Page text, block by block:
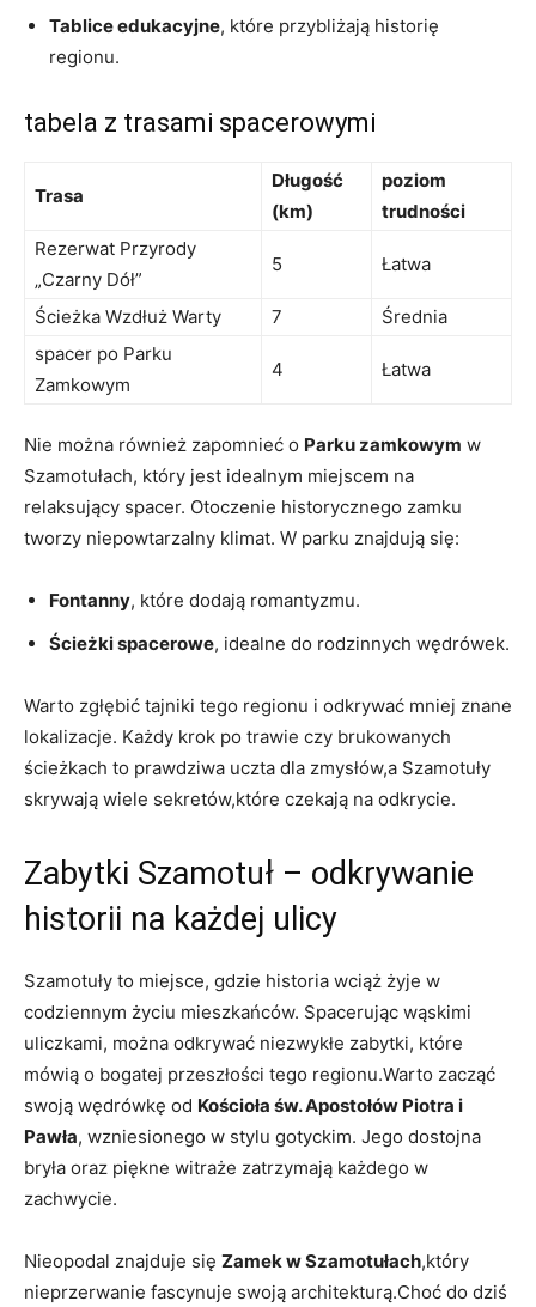
Tablice edukacyjne, które przybliżają historię
regionu.
tabela z trasami spacerowymi
Trasa
Długość
(km)
poziom
trudności
Rezerwat Przyrody
„Czarny Dół”
5 Łatwa
Ścieżka Wzdłuż Warty 7
Średnia
spacer po Parku
Zamkowym
4 Łatwa
Nie można również zapomnieć o Parku zamkowym w
Szamotułach, który jest idealnym miejscem na
relaksujący spacer. Otoczenie historycznego zamku
tworzy niepowtarzalny klimat. W parku znajdują się:
Fontanny, które dodają romantyzmu.
Ścieżki spacerowe, idealne do rodzinnych wędrówek.
Warto zgłębić tajniki tego regionu i odkrywać mniej znane
lokalizacje. Każdy krok po trawie czy brukowanych
ścieżkach to prawdziwa uczta dla zmysłów,a Szamotuły
skrywają wiele sekretów,które czekają na odkrycie.
Zabytki Szamotuł – odkrywanie
historii na każdej ulicy
Szamotuły to miejsce, gdzie historia wciąż żyje w
codziennym życiu mieszkańców. Spacerując wąskimi
uliczkami, można odkrywać niezwykłe zabytki, które
mówią o bogatej przeszłości tego regionu.Warto zacząć
swoją wędrówkę od Kościoła św. Apostołów Piotra i
Pawła, wzniesionego w stylu gotyckim. Jego dostojna
bryła oraz piękne witraże zatrzymają każdego w
zachwycie.
Nieopodal znajduje się Zamek w Szamotułach,który
nieprzerwanie fascynuje swoją architekturą.Choć do dziś